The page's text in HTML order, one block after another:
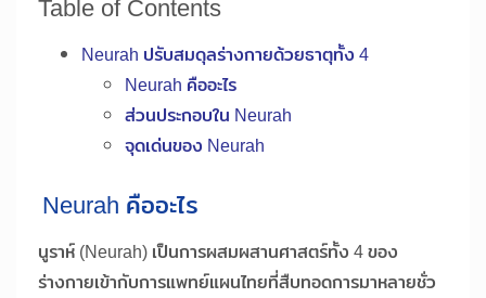
Table of Contents
Neurah ปรับสมดุลร่างกายด้วยธาตุทั้ง 4
Neurah คืออะไร
ส่วนประกอบใน Neurah
จุดเด่นของ Neurah
Neurah คืออะไร
นูราห์ (Neurah) เป็นการผสมผสานศาสตร์ทั้ง 4 ของ
ร่างกายเข้ากับการแพทย์แผนไทยที่สืบทอดการมาหลายชั่ว